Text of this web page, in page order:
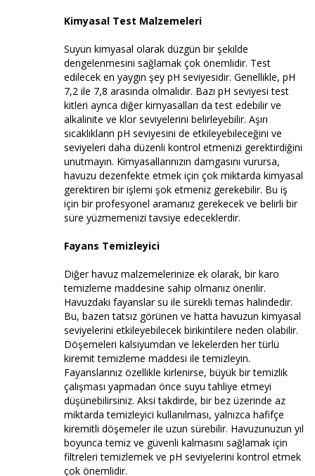
Kimyasal Test Malzemeleri
Suyun kimyasal olarak düzgün bir şekilde
dengelenmesini sağlamak çok önemlidir. Test
edilecek en yaygın şey pH seviyesidir. Genellikle, pH
7,2 ile 7,8 arasında olmalıdır. Bazı pH seviyesi test
kitleri ayrıca diğer kimyasalları da test edebilir ve
alkalinite ve klor seviyelerini belirleyebilir. Aşırı
sıcaklıkların pH seviyesini de etkileyebileceğini ve
seviyeleri daha düzenli kontrol etmenizi gerektirdiğini
unutmayın. Kimyasallarınızın damgasını vurursa,
havuzu dezenfekte etmek için çok miktarda kimyasal
gerektiren bir işlemi şok etmeniz gerekebilir. Bu iş
için bir profesyonel aramanız gerekecek ve belirli bir
süre yüzmemenizi tavsiye edeceklerdir.
Fayans Temizleyici
Diğer havuz malzemelerinize ek olarak, bir karo
temizleme maddesine sahip olmanız önerilir.
Havuzdaki fayanslar su ile sürekli temas halindedir.
Bu, bazen tatsız görünen ve hatta havuzun kimyasal
seviyelerini etkileyebilecek birikintilere neden olabilir.
Döşemeleri kalsiyumdan ve lekelerden her türlü
kiremit temizleme maddesi ile temizleyin.
Fayanslarınız özellikle kirlenirse, büyük bir temizlik
çalışması yapmadan önce suyu tahliye etmeyi
düşünebilirsiniz. Aksi takdirde, bir bez üzerinde az
miktarda temizleyici kullanılması, yalnızca hafifçe
kiremitli döşemeler ile uzun sürebilir. Havuzunuzun yıl
boyunca temiz ve güvenli kalmasını sağlamak için
filtreleri temizlemek ve pH seviyelerini kontrol etmek
çok önemlidir.